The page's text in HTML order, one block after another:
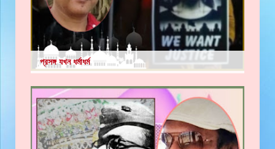
প্রসঙ্গ যখন ধর্মাধর্ম